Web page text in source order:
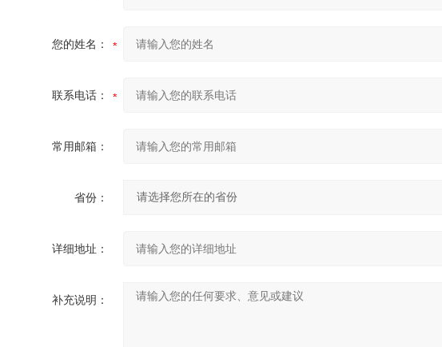
您的姓名：
联系电话：
常用邮箱：
省份：
详细地址：
补充说明：